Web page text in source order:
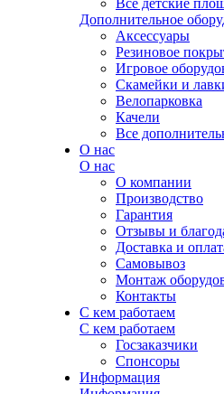
Все детские
Дополнительное
Аксессуары
Резиновое
Игровое
Скамейки и
Велопарковка
Качели
Все
О нас
О нас
О компании
Производство
Гарантия
Отзывы и
Доставка и
Самовывоз
Монтаж
Контакты
С кем работаем
С кем работаем
Госзаказчики
Спонсоры
Информация